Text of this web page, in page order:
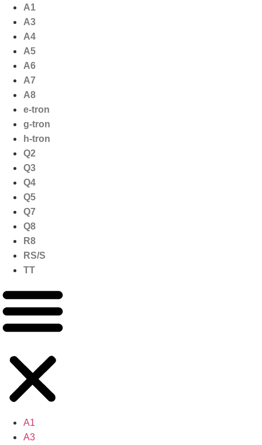
naar
inhoud
A1
A3
A4
A5
A6
A7
A8
e-tron
g-tron
h-tron
Q2
Q3
Q4
Q5
Q7
Q8
R8
RS/S
TT
A1
A3